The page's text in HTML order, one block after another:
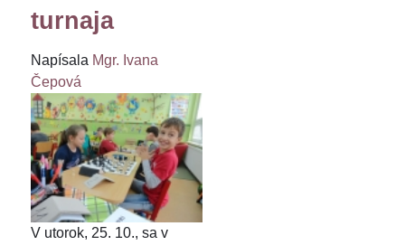
turnaja
Napísala Mgr. Ivana
Čepová
V utorok, 25. 10., sa v